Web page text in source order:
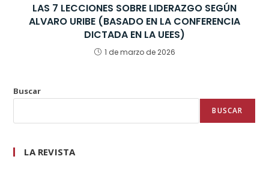
LAS 7 LECCIONES SOBRE LIDERAZGO SEGÚN
ALVARO URIBE (BASADO EN LA CONFERENCIA
DICTADA EN LA UEES)
1 de marzo de 2026
Buscar
BUSCAR
LA REVISTA